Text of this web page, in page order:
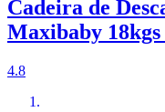
Cadeira de
Maxibaby
4.8